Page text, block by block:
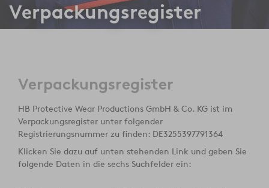
Verpackungsregister
Verpackungsregister
HB Protective Wear Productions GmbH & Co. KG ist im
Verpackungsregister unter folgender
Registrierungsnummer zu finden: DE3255397791364
Klicken Sie dazu auf unten stehenden Link und geben Sie
folgende Daten in die sechs Suchfelder ein: